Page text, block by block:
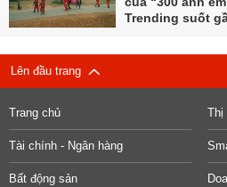
Trending suốt
Lên đầu trang
Trang chủ Thị
Tài chính - Ngân hàng
Bất động sản